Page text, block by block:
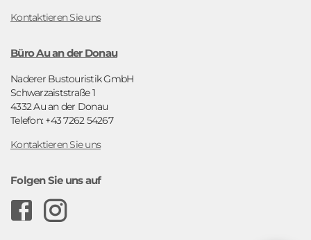
Kontaktieren Sie uns
Büro Au an der Donau
Naderer Bustouristik GmbH
Schwarzaiststraße 1
4332 Au an der Donau
Telefon: +43 7262 54267
Kontaktieren Sie uns
Folgen Sie uns auf
F